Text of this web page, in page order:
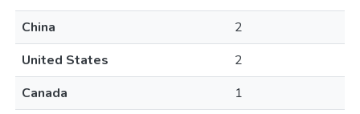
China
2
United States
2
Canada
1